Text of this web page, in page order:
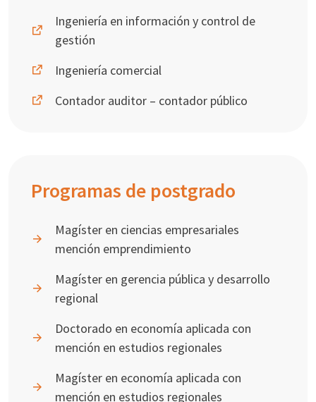
Ingeniería en información y control de
gestión
Ingeniería comercial
Contador auditor – contador público
Programas de postgrado
Magíster en ciencias empresariales
mención emprendimiento
Magíster en gerencia pública y desarrollo
regional
Doctorado en economía aplicada con
mención en estudios regionales
Magíster en economía aplicada con
mención en estudios regionales